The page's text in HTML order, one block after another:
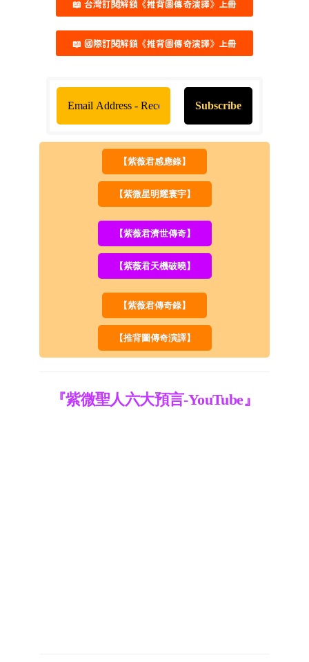
📖 台灣訂閱解鎖《推背圖傳奇演譯》上冊
📖 國際訂閱解鎖《推背圖傳奇演譯》上冊
【紫薇君感應錄】
【紫微星明耀寰宇】
【紫薇君濟世傳奇】
【紫薇君天機破曉】
【紫薇君傳奇錄】
【推背圖傳奇演譯】
『紫微聖人六大預言-YouTube』